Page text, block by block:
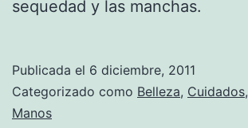
sequedad y las manchas.
Publicada el 6 diciembre, 2011
Categorizado como Belleza, Cuidados,
Manos